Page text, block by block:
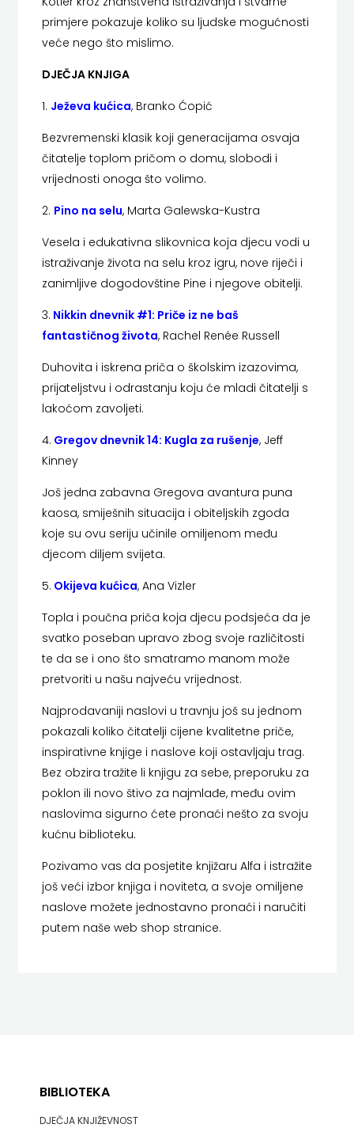
HRVATSKA
MLADINSKA
MOZAIK
KNJIGA
NAKLADA
NAKLADA
BENEDIKTA
MATE
NAKLADA
OCEANMORE
Naklada
Rocky
NAKLADA
SLAP
NAKLADA
SV.ANTUNA
NAKLADA
NARODNA
HNŽ/K
OMEGA
primjere pokazuje koliko su ljudske mogućnosti
veće nego što mislimo.
DJEČJA KNJIGA
1. Ježeva kućica, Branko Ćopić
Bezvremenski klasik koji generacijama osvaja
čitatelje toplom pričom o domu, slobodi i
vrijednosti onoga što volimo.
2. Pino na selu, Marta Galewska-Kustra
Vesela i edukativna slikovnica koja djecu vodi u
istraživanje života na selu kroz igru, nove riječi i
zanimljive dogodovštine Pine i njegove obitelji.
3. Nikkin dnevnik #1: Priče iz ne baš
fantastičnog života, Rachel Renée Russell
Duhovita i iskrena priča o školskim izazovima,
prijateljstvu i odrastanju koju će mladi čitatelji s
lakoćom zavoljeti.
4. Gregov dnevnik 14: Kugla za rušenje, Jeff
Kinney
Još jedna zabavna Gregova avantura puna
kaosa, smiješnih situacija i obiteljskih zgoda
koje su ovu seriju učinile omiljenom među
djecom diljem svijeta.
5. Okijeva kućica, Ana Vizler
Topla i poučna priča koja djecu podsjeća da je
svatko poseban upravo zbog svoje različitosti
te da se i ono što smatramo manom može
pretvoriti u našu najveću vrijednost.
Najprodavaniji naslovi u travnju još su jednom
pokazali koliko čitatelji cijene kvalitetne priče,
inspirativne knjige i naslove koji ostavljaju trag.
Bez obzira tražite li knjigu za sebe, preporuku za
poklon ili novo štivo za najmlađe, među ovim
naslovima sigurno ćete pronaći nešto za svoju
kućnu biblioteku.
Pozivamo vas da posjetite knjižaru Alfa i istražite
još veći izbor knjiga i noviteta, a svoje omiljene
naslove možete jednostavno pronaći i naručiti
putem naše web shop stranice.
BIBLIOTEKA
DJEČJA KNJIŽEVNOST